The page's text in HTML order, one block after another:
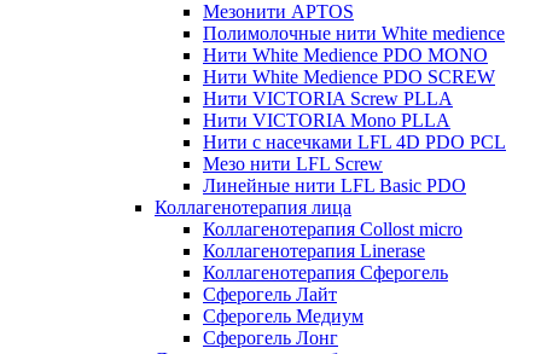
Мезонити APTOS
Полимолочные нити White medience
Нити White Medience PDO MONO
Нити White Medience PDO SCREW
Нити VICTORIA Screw PLLA
Нити VICTORIA Mono PLLA
Нити с насечками LFL 4D PDO PCL
Мезо нити LFL Screw
Линейные нити LFL Basic PDO
Коллагенотерапия лица
Коллагенотерапия Collost micro
Коллагенотерапия Linerase
Коллагенотерапия Сферогель
Сферогель Лайт
Сферогель Медиум
Сферогель Лонг